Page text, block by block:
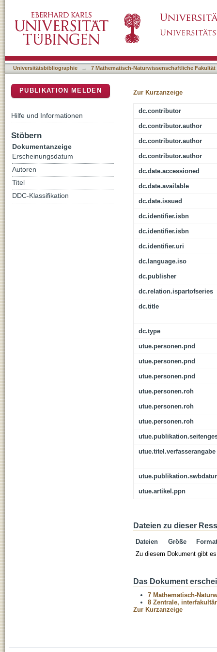
Universitätsbibliographie → 7 Mathematisch-Naturwissenschaftliche Fakultät
Zur Kurzanzeige
dc.contributor
dc.contributor.author
dc.contributor.author
dc.contributor.author
dc.date.accessioned
dc.date.available
dc.date.issued
dc.identifier.isbn
dc.identifier.isbn
dc.identifier.uri
dc.language.iso
dc.publisher
dc.relation.ispartofseries
dc.title
dc.type
utue.personen.pnd
utue.personen.pnd
utue.personen.pnd
utue.personen.roh
utue.personen.roh
utue.personen.roh
utue.titel.verfasserangabe
utue.artikel.ppn
Dateien zu dieser
Dateien Größe
Format
Zu diesem Dokument gibt
Das Dokument
7 Mathematisch-
8 Zentrale,
Zur Kurzanzeige
PUBLIKATION MELDEN
Hilfe und Informationen
Stöbern
Dokumentanzeige
Erscheinungsdatum
Autoren
Titel
DDC-Klassifikation